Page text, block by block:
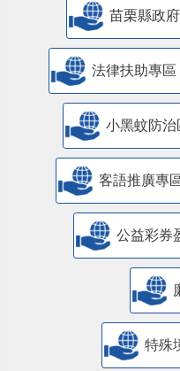
苗栗縣政
法律扶助專區
小黑蚊防治
客語推廣專
公益彩券
特殊